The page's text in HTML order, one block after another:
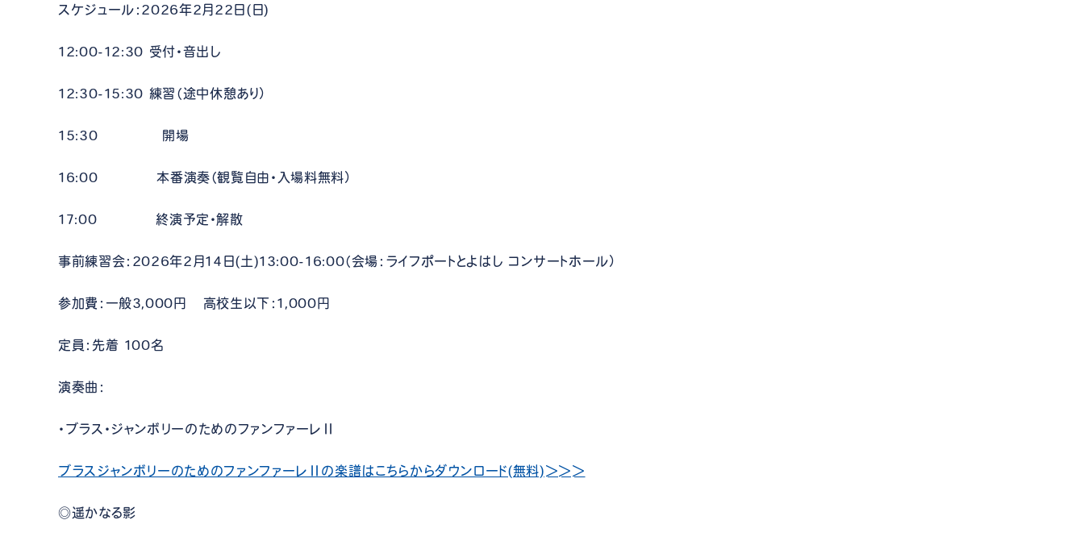
スケジュール：2026年2月22日(日)
12:00-12:30 受付・音出し
12:30-15:30 練習（途中休憩あり）
15:30 開場
16:00 本番演奏（観覧自由・入場料無料）
17:00 終演予定・解散
事前練習会：2026年2月14日(土)13:00-16:00（会場：ライフポートとよはし コンサートホール）
参加費：一般3,000円 高校生以下：1,000円
定員：先着 100名
演奏曲：
・ブラス・ジャンボリーのためのファンファーレⅡ
ブラスジャンボリーのためのファンファーレⅡの楽譜はこちらからダウンロード(無料)＞＞＞
◎遥かなる影